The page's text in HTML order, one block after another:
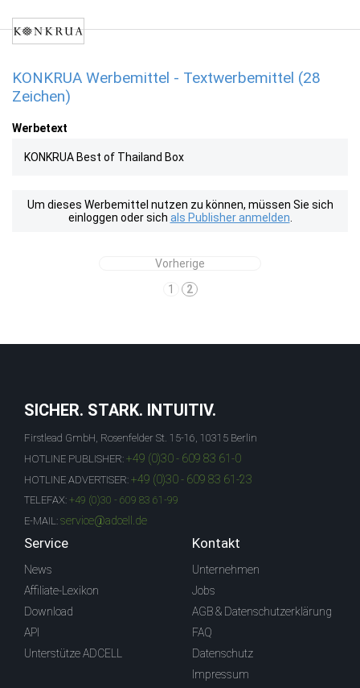
KONKRUA Werbemittel - Textwerbemittel (28
Zeichen)
Werbetext
KONKRUA Best of Thailand Box
Um dieses Werbemittel nutzen zu können, müssen Sie sich
einloggen oder sich als Publisher anmelden
Vorherige
1
2
SICHER. STARK. INTUITIV.
Firstlead GmbH, Rosenfelder St. 15-16, 10315 Berlin
HOTLINE PUBLISHER: +49 (0)30 - 609 83 61-0
HOTLINE ADVERTISER: +49 (0)30 - 609 83 61-23
TELEFAX: +49 (0)30 - 609 83 61-99
E-MAIL: service@adcell.de
Service
News
Affiliate-Lexikon
Download
API
Unterstütze ADCELL
Kontakt
Unternehmen
Jobs
AGB & Datenschutzerklärung
FAQ
Datenschutz
Impressum